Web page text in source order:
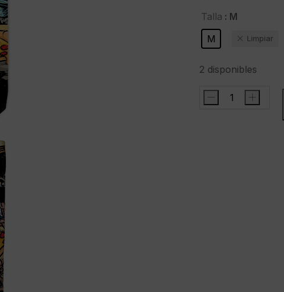
Talla : M
M
Limpiar
2 disponibles
AMERICAN
- +